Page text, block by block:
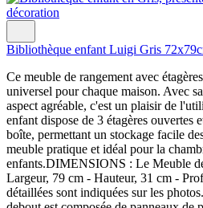
Bibliothèque enfant Luigi Gris
Ce meuble de rangement avec
universel pour chaque maison. Avec
aspect agréable, c'est un plaisir de
enfant dispose de 3 étagères ouvertes
boîte, permettant un stockage facile
meuble pratique et idéal pour la
enfants.DIMENSIONS : Le Meuble
Largeur, 79 cm - Hauteur, 31 cm -
détaillées sont indiquées sur les